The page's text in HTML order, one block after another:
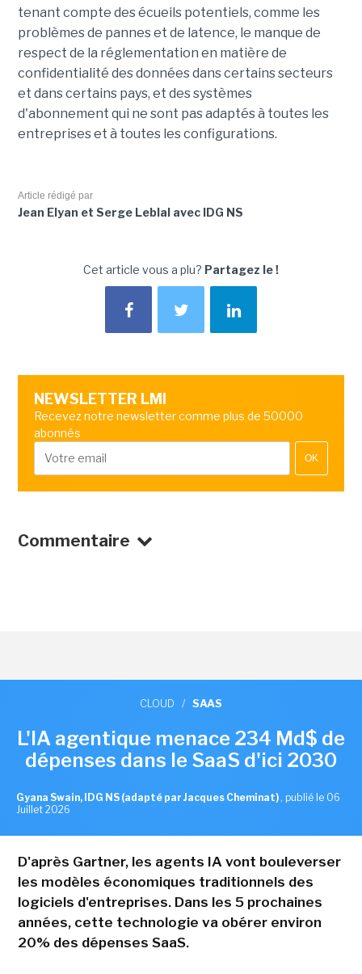
tenant compte des écueils potentiels, comme les
problèmes de pannes et de latence, le manque de
respect de la réglementation en matière de
confidentialité des données dans certains secteurs
et dans certains pays, et des systèmes
d'abonnement qui ne sont pas adaptés à toutes les
entreprises et à toutes les configurations.
Article rédigé par
Jean Elyan et Serge Leblal avec IDG NS
Cet article vous a plu? Partagez le !
NEWSLETTER LMI
Recevez notre newsletter comme plus de 50000
abonnés
OK
Commentaire
CLOUD / SAAS
L'IA agentique menace 234 Md$ de
dépenses dans le SaaS d'ici 2030
Gyana Swain, IDG NS (adapté par Jacques Cheminat) , publié le 06
Juillet 2026
D'après Gartner, les agents IA vont bouleverser
les modèles économiques traditionnels des
logiciels d'entreprises. Dans les 5 prochaines
années, cette technologie va obérer environ
20% des dépenses SaaS.